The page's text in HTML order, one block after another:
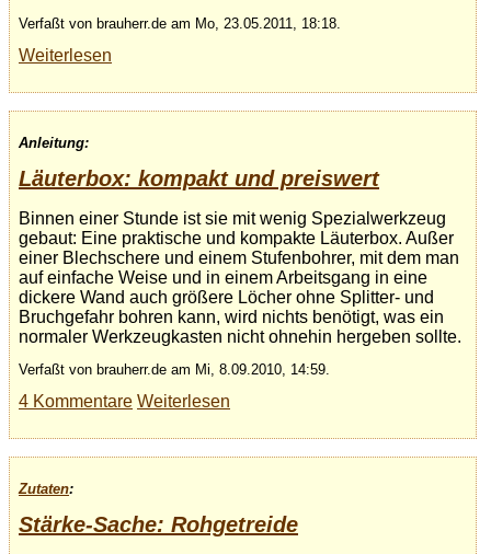
Verfaßt von brauherr.de am Mo, 23.05.2011, 18:18.
Weiterlesen
Anleitung:
Läuterbox: kompakt und preiswert
Binnen einer Stunde ist sie mit wenig Spezialwerkzeug
gebaut: Eine praktische und kompakte Läuterbox. Außer
einer Blechschere und einem Stufenbohrer, mit dem man
auf einfache Weise und in einem Arbeitsgang in eine
dickere Wand auch größere Löcher ohne Splitter- und
Bruchgefahr bohren kann, wird nichts benötigt, was ein
normaler Werkzeugkasten nicht ohnehin hergeben sollte.
Verfaßt von brauherr.de am Mi, 8.09.2010, 14:59.
4 Kommentare Weiterlesen
Zutaten:
Stärke-Sache: Rohgetreide